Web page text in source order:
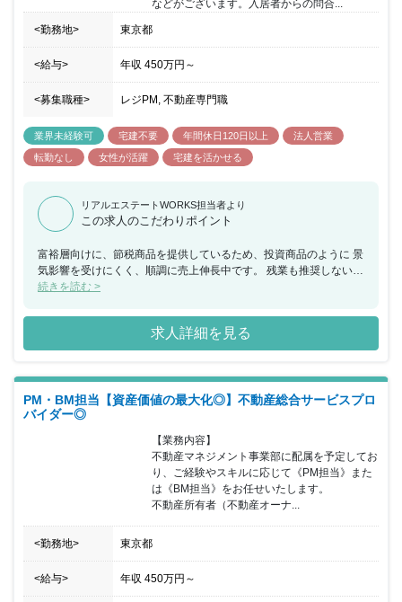
などがございます。入居者からの問合...
<勤務地> 東京都
<給与> 年収 450万円 ～
<募集職種> レジPM, 不動産専門職
業界未経験可 宅建不要 年間休日120日以上
法人営業
転勤なし
女性が活躍 宅建を活かせる
リアルエステートWORKS担当者より
この求人のこだわりポイント
富裕層向けに、節税商品を提供しているため、投資商品のように 景
気影響を受けにくく、順調に売上伸長中です。 残業も推奨しないた
め、働きやすい環境です。 （全社平均：9時間/月の残業時間※昨年
っており、残業を推奨しない社風のため長期的に 働きやすい環境で
す。業界特有のインセンティブ制度もあえて 採用せず、チーム組織
全体で売上をあげていくことで、 健全な組織形成を実現していま
す。 全社的に、中途入社の方が多く、フラットに意見を言える 環
境です。同社では、土地の仕入れ～設計・施工管理などを 一気通貫
で行っている点が特徴です。 代表による三方良しの考え方を大切に
続きを読む >
求人詳細を見る
PM・BM担当【資産価値の最大化◎】不動産総合サービスプロ
バイダー◎
【業務内容】
不動産マネジメント事業部に配属を予定してお
り、ご経験やスキルに応じて《PM担当》また
は《BM担当》をお任せいたします。
不動産所有者（不動産オーナ...
<勤務地> 東京都
<給与> 年収 450万円 ～